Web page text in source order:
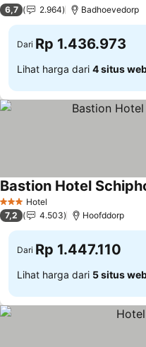
6,7 2.964 Badhoevedorp
Dari Rp 1.436.973
Lihat harga dari 4 situs
3 BintangHotel
Bastion Hotel
7,2 4.503 Hoofddorp
Dari Rp 1.447.110
Lihat harga dari 5 situs